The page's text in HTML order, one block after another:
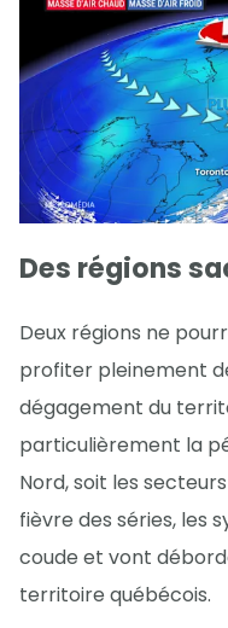
Des régions
Deux régions ne
profiter pleinement
dégagement du
particulièrement la
Nord, soit les
fièvre des séries, les
coude et vont
territoire québécois.